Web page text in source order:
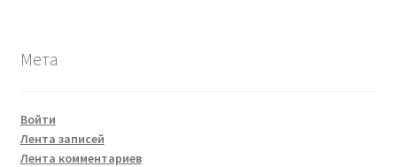
Мета
Войти
Лента записей
Лента комментариев